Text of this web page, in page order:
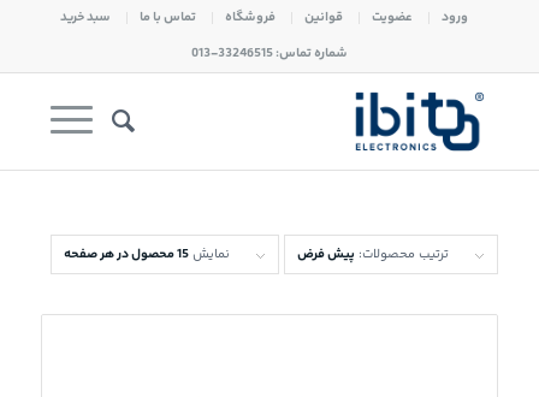
ورود عضویت قوانین فروشگاه تماس با ما
سبد خرید
شماره تماس: 33246515-013
ترتیب محصولات: پیش فرض نمایش 15 محصول در هر صفحه